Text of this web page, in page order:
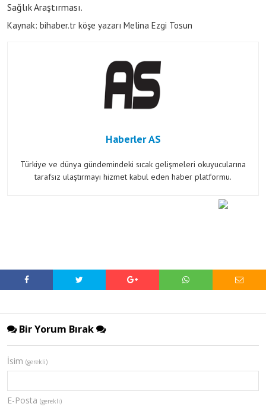
Sağlık Araştırması.
Kaynak: bihaber.tr köşe yazarı Melina Ezgi Tosun
Haberler AS
Türkiye ve dünya gündemindeki sıcak gelişmeleri okuyucularına
tarafsız ulaştırmayı hizmet kabul eden haber platformu.
Bir Yorum Bırak
İsim (gerekli)
E-Posta (gerekli)